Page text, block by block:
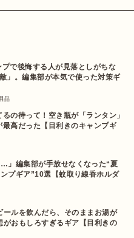
プで後悔する人が見落としがちな
」。編集部が本気で使った対策ギ
品
るの待って！空き瓶が「ランタン」
最高だった【目利きのキャンプギ
」編集部が手放せなくなった“夏
プギア”10選【蚊取り線香ホルダ
ールを飲んだら、そのままお湯が
がおもしろすぎるギア【目利きの